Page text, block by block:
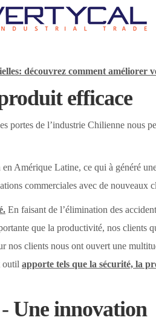
découvrez comment améliorer
efficace
portes de l’industrie Chilienne nous
Amérique Latine, ce qui à généré
commerciales avec de nouveaux
En faisant de l’élimination des
que la productivité, nos clients
nos clients nous ont ouvert une
outil apporte tels que la sécurité, la
Une innovation